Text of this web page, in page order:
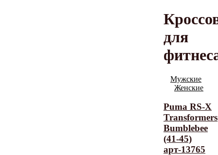
для
Мужские
Женские
Puma RS-X
Transformers
Bumblebee
(41-45)
арт-13765